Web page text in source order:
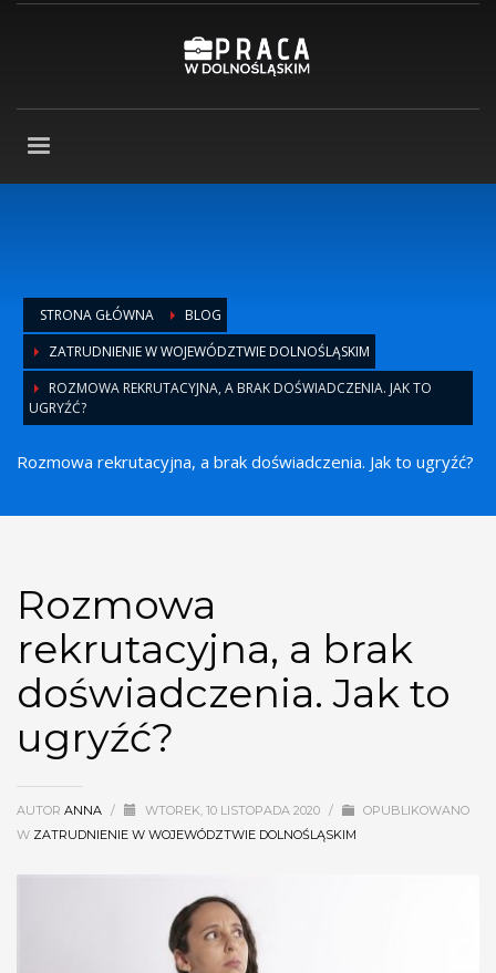
STRONA GŁÓWNA
BLOG
ZATRUDNIENIE W WOJEWÓDZTWIE DOLNOŚLĄSKIM
ROZMOWA REKRUTACYJNA, A BRAK DOŚWIADCZENIA. JAK TO
UGRYŹĆ?
Rozmowa rekrutacyjna, a brak doświadczenia. Jak to ugryźć?
Rozmowa
rekrutacyjna, a brak
doświadczenia. Jak to
ugryźć?
AUTOR ANNA / WTOREK, 10 LISTOPADA 2020 /
OPUBLIKOWANO
W ZATRUDNIENIE W WOJEWÓDZTWIE DOLNOŚLĄSKIM